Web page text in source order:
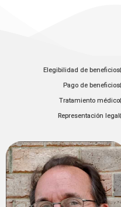
Elegibilidad de beneficios
Pago de beneficios
Tratamiento médico
Representación legal